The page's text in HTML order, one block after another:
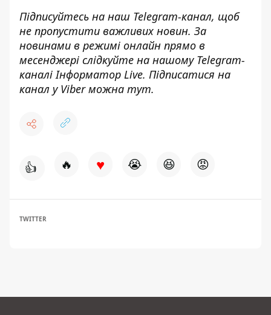
Підписуйтесь на наш Telegram-канал, щоб
не пропустити важливих новин. За
новинами в режимі онлайн прямо в
месенджері слідкуйте на нашому Telegram-
каналі Інформатор Live. Підписатися на
канал у Viber можна тут.
👍 🔥 ♥ 😭 😆 😡
TWITTER